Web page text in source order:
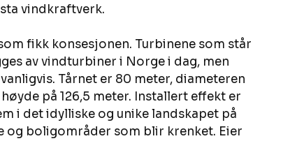
vindkraftverk.
fikk konsesjonen. Turbinene som står
av vindturbiner i Norge i dag, men
Tårnet er 80 meter, diameteren
på 126,5 meter. Installert effekt er
i det idylliske og unike landskapet på
og boligområder som blir krenket. Eier